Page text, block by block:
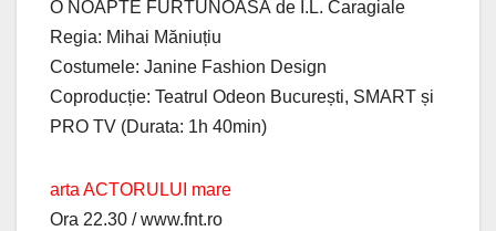
O NOAPTE FURTUNOASĂ de I.L. Caragiale
Regia: Mihai Măniuțiu
Costumele: Janine Fashion Design
Coproducție: Teatrul Odeon București, SMART și
PRO TV (Durata: 1h 40min)
arta ACTORULUI mare
Ora 22.30 / www.fnt.ro